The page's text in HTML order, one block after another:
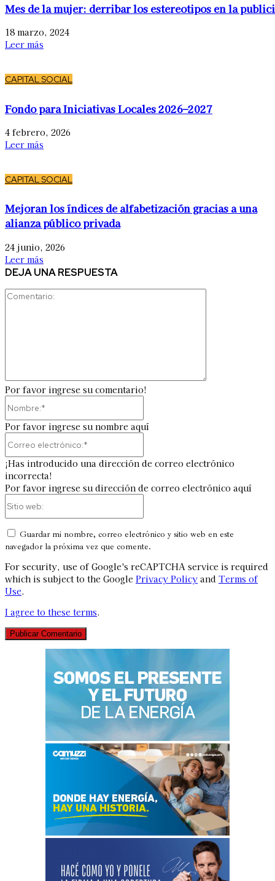
Mes de la mujer: derribar los estereotipos en la
18 marzo, 2024
Leer más
CAPITAL SOCIAL
Fondo para Iniciativas Locales 2026–2027
4 febrero, 2026
Leer más
CAPITAL SOCIAL
Mejoran los índices de alfabetización gracias a una
alianza público privada
24 junio, 2026
Leer más
DEJA UNA RESPUESTA
Por favor ingrese su comentario!
Por favor ingrese su nombre aquí
¡Has introducido una dirección de correo electrónico
incorrecta!
Por favor ingrese su dirección de correo electrónico aquí
Guardar mi nombre, correo electrónico y sitio web en este
navegador la próxima vez que comente.
For security, use of Google's reCAPTCHA service is required
which is subject to the Google Privacy Policy and Terms of
Use.
I agree to these terms.